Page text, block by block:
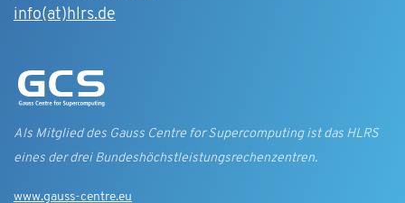
info(at)hlrs.de
Als Mitglied des Gauss Centre for Supercomputing ist das HLRS
eines der drei Bundes­höchst­leistungs­rechen­zentren.
www.gauss-centre.eu